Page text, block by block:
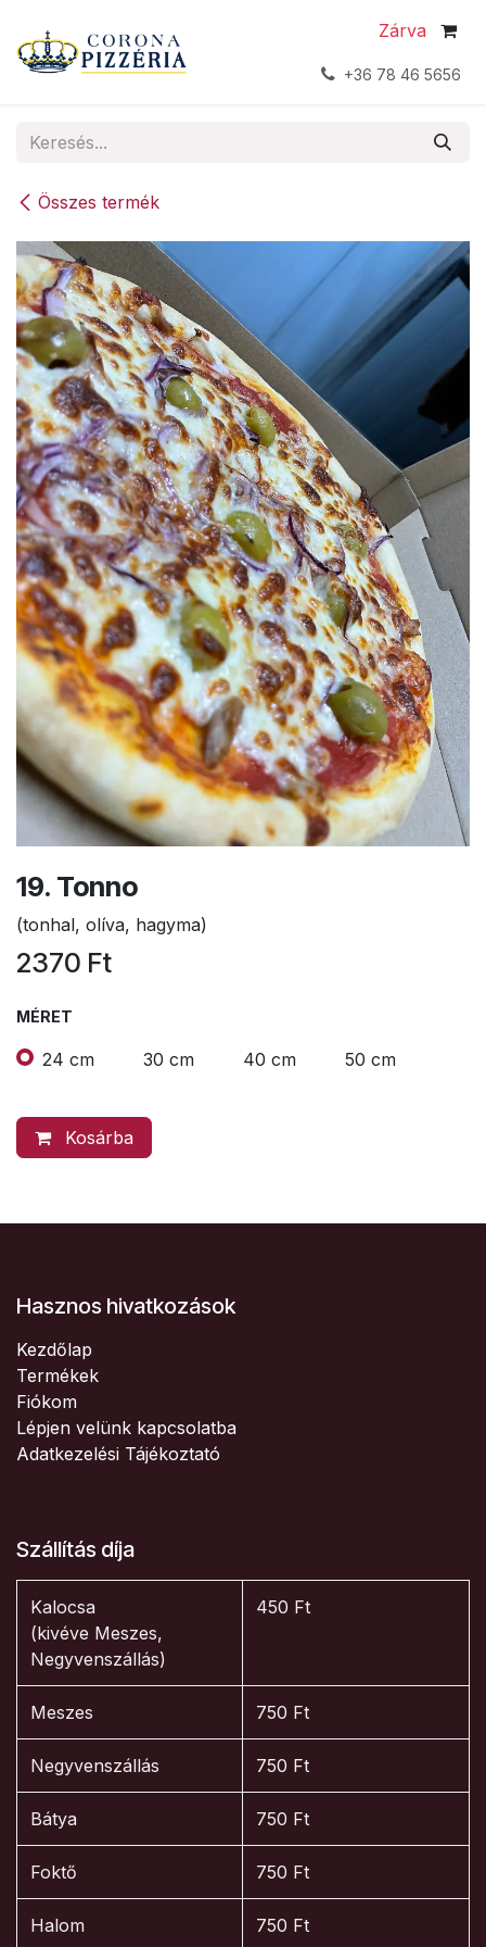
Zárva
+36 78 46 5656
Összes termék
19. Tonno
(tonhal, olíva, hagyma)
2370 Ft
MÉRET
24 cm 30 cm 40 cm 50 cm
Kosárba
Hasznos hivatkozások
Kezdőlap
Termékek
Fiókom
Lépjen velünk kapcsolatba
Adatkezelési Tájékoztató
Szállítás díja
Kalocsa
(kivéve Meszes,
Negyvenszállás)
450 Ft
Meszes 750 Ft
Negyvenszállás 750 Ft
Bátya 750 Ft
Foktő 750 Ft
Halom 750 Ft